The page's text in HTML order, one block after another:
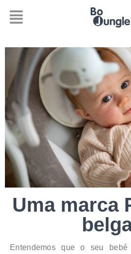
Uma marca
Entendemos que o seu